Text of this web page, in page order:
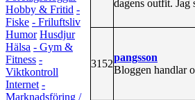
Hobby & Fritid -
Fiske - Friluftsliv
Humor Husdjur
Hälsa - Gym &
Fitness -
Viktkontroll
Internet -
Marknadsföring /
dagens outfit.
3152
pangsson
Bloggen handlar